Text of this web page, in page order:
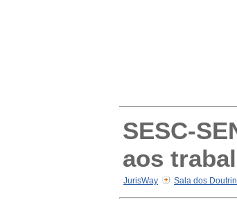
SESC-
aos
JurisWay Sala dos